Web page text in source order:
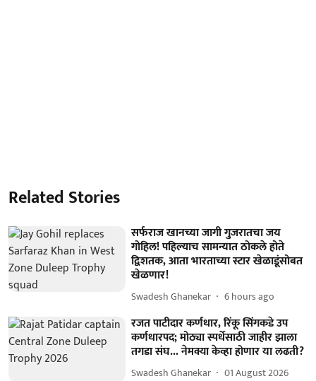
Related Stories
सर्फराज खानच्या जागी गुजरातचा जय
गोहिल! पहिल्याच सामन्यात ठोकले होते
द्विशतक, आता भारताच्या स्टार खेळाडूंसोबत
खेळणार!
Swadesh Ghanekar 6 hours ago
रजत पाटीदार कर्णधार, रिंकू सिंगकडे उप
कर्णधारपद; मोठ्या स्पर्धेसाठी जाहीर झाला
तगडा संघ... नेमक्या केव्हा होणार या लढती?
Swadesh Ghanekar 01 August 2026